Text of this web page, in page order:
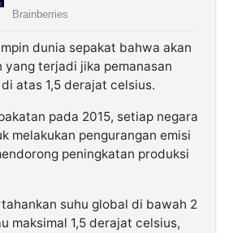
dunia sepakat bahwa akan
yang terjadi jika pemanasan
atas 1,5 derajat celsius.
pada 2015, setiap negara
melakukan pengurangan emisi
peningkatan produksi
suhu global di bawah 2
maksimal 1,5 derajat celsius,